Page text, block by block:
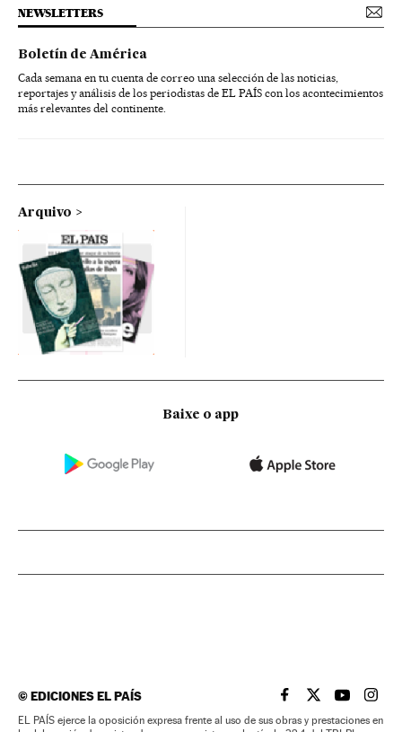
NEWSLETTERS
Boletín de América
Cada semana en tu cuenta de correo una selección de las noticias,
reportajes y análisis de los periodistas de EL PAÍS con los acontecimientos
más relevantes del continente.
Arquivo
Baixe o app
©EDICIONES EL PAÍS EL PAÍS BRASIL EN
EL PAÍSEL PAÍS
EL
EL PAÍS ejerce la oposición expresa frente al uso de sus obras y prestaciones en